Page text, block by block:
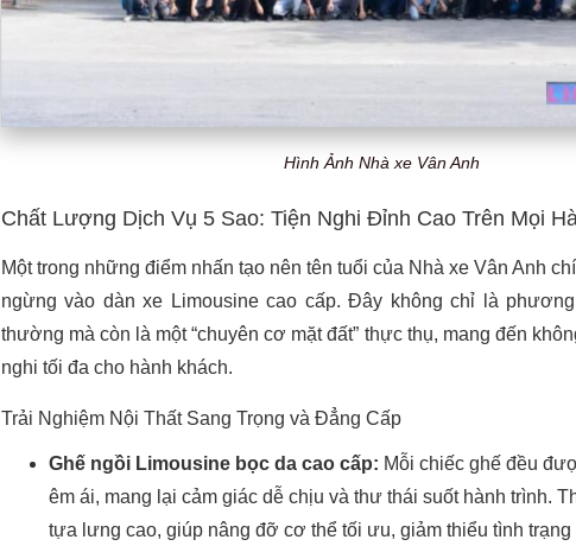
Hình Ảnh Nhà xe Vân Anh
Chất Lượng Dịch Vụ 5 Sao: Tiện Nghi Đỉnh Cao Trên Mọi
Một trong những điểm nhấn tạo nên tên tuổi của Nhà xe Vân Anh
ngừng vào dàn xe Limousine cao cấp. Đây không chỉ là
thường mà còn là một “chuyên cơ mặt đất” thực thụ, mang đến
nghi tối đa cho hành khách.
Trải Nghiệm Nội Thất Sang Trọng và Đẳng Cấp
Ghế ngồi Limousine bọc da cao cấp: Mỗi chiếc ghế đều
êm ái, mang lại cảm giác dễ chịu và thư thái suốt hành trình.
tựa lưng cao, giúp nâng đỡ cơ thể tối ưu, giảm thiểu tình trạng